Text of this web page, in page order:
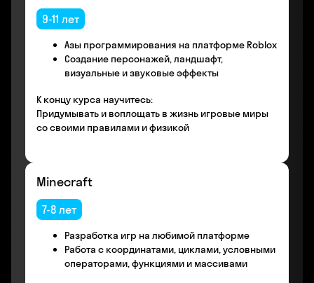
9-11 лет
Азы программирования на платформе Roblox
Создание персонажей, ландшафт,
визуальные и звуковые эффекты
К концу курса научитесь:
Придумывать и воплощать в жизнь игровые миры
со своими правилами и физикой
Minecraft
7-8 лет
Разработка игр на любимой платформе
Работа с координатами, циклами, условными
операторами, функциями и массивами